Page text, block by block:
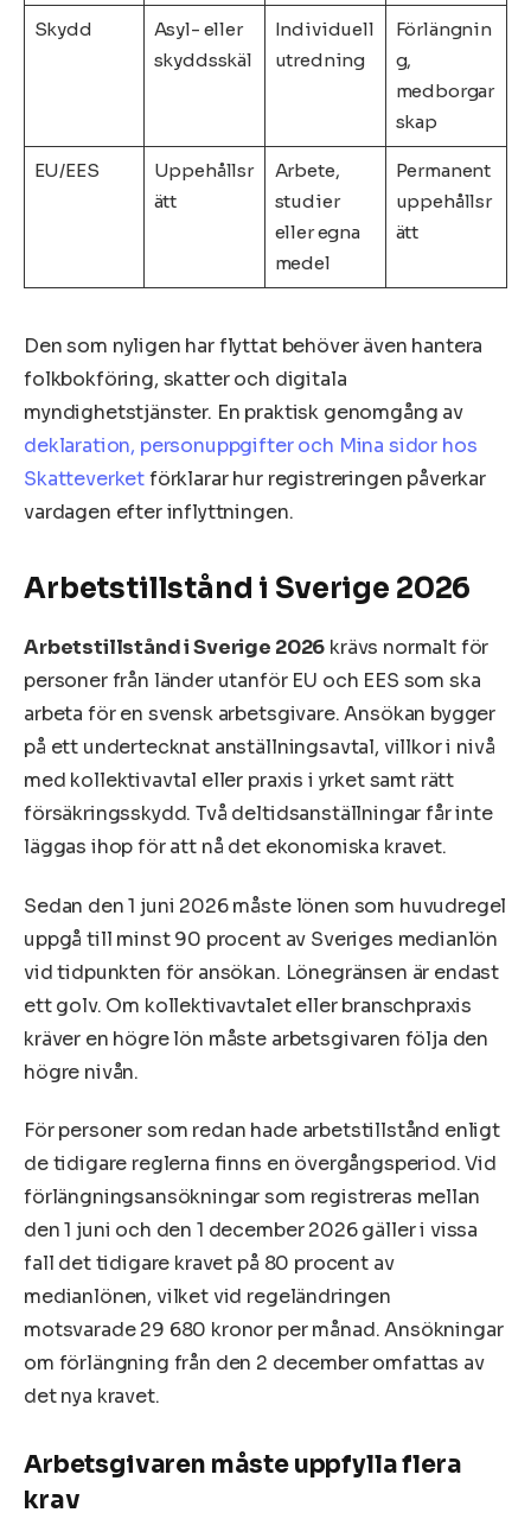
Skydd
Asyl- eller
skyddsskäl
Individuell
utredning
Förlängnin
g,
medborgar
skap
EU/EES
Uppehållsr
ätt
Arbete,
studier
eller egna
medel
Permanent
uppehållsr
ätt
Den som nyligen har flyttat behöver även hantera
folkbokföring, skatter och digitala
myndighetstjänster. En praktisk genomgång av
deklaration, personuppgifter och Mina sidor hos
Skatteverketförklarar hur registreringen påverkar
vardagen efter inflyttningen.
Arbetstillstånd i Sverige 2026
Arbetstillstånd i Sverige 2026 krävs normalt för
personer från länder utanför EU och EES som ska
arbeta för en svensk arbetsgivare. Ansökan bygger
på ett undertecknat anställningsavtal, villkor i nivå
med kollektivavtal eller praxis i yrket samt rätt
försäkringsskydd. Två deltidsanställningar får inte
läggas ihop för att nå det ekonomiska kravet.
Sedan den 1 juni 2026 måste lönen som huvudregel
uppgå till minst 90 procent av Sveriges medianlön
vid tidpunkten för ansökan. Lönegränsen är endast
ett golv. Om kollektivavtalet eller branschpraxis
kräver en högre lön måste arbetsgivaren följa den
högre nivån.
För personer som redan hade arbetstillstånd enligt
de tidigare reglerna finns en övergångsperiod. Vid
förlängningsansökningar som registreras mellan
den 1 juni och den 1 december 2026 gäller i vissa
fall det tidigare kravet på 80 procent av
medianlönen, vilket vid regeländringen
motsvarade 29 680 kronor per månad. Ansökningar
om förlängning från den 2 december omfattas av
det nya kravet.
Arbetsgivaren måste uppfylla flera
krav